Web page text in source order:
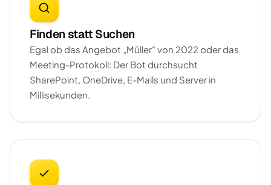
Finden statt Suchen
Egal ob das Angebot „Müller" von 2022 oder das
Meeting-Protokoll: Der Bot durchsucht
SharePoint, OneDrive, E-Mails und Server in
Millisekunden.